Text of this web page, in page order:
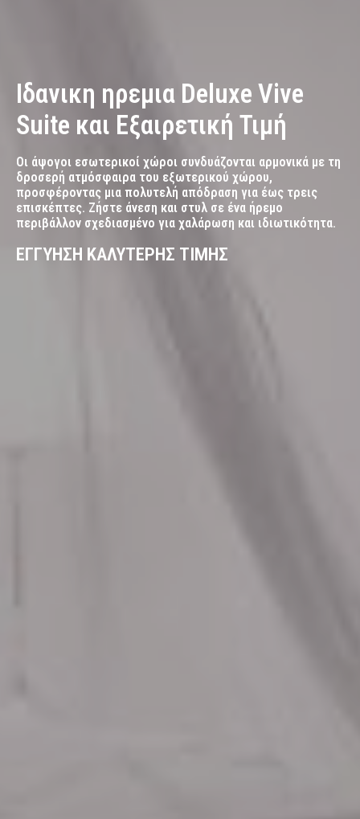
Ιδανικη ηρεμια Deluxe Vive
Suite και Εξαιρετική Τιμή
Οι άψογοι εσωτερικοί χώροι συνδυάζονται αρμονικά με τη
δροσερή ατμόσφαιρα του εξωτερικού χώρου,
προσφέροντας μια πολυτελή απόδραση για έως τρεις
επισκέπτες. Ζήστε άνεση και στυλ σε ένα ήρεμο
περιβάλλον σχεδιασμένο για χαλάρωση και ιδιωτικότητα.
ΕΓΓΥΗΣΗ ΚΑΛΥΤΕΡΗΣ ΤΙΜΗΣ